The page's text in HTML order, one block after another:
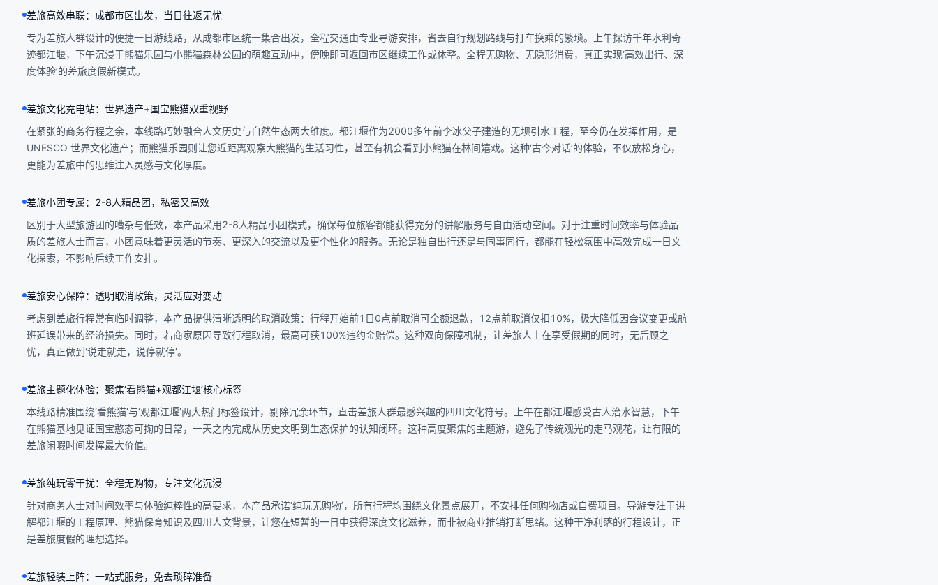
差旅高效串联：成都市区出发，当日往返无忧
专为差旅人群设计的便捷一日游线路，从成都市区统一集合出发，全程交通由专业导游安排，省去自行规划路线与打车换乘的繁琐。上午探访千年水利奇
迹都江堰，下午沉浸于熊猫乐园与小熊猫森林公园的萌趣互动中，傍晚即可返回市区继续工作或休整。全程无购物、无隐形消费，真正实现‘高效出行、深
度体验’的差旅度假新模式。
差旅文化充电站：世界遗产+国宝熊猫双重视野
在紧张的商务行程之余，本线路巧妙融合人文历史与自然生态两大维度。都江堰作为2000多年前李冰父子建造的无坝引水工程，至今仍在发挥作用，是
UNESCO 世界文化遗产；而熊猫乐园则让您近距离观察大熊猫的生活习性，甚至有机会看到小熊猫在林间嬉戏。这种‘古今对话’的体验，不仅放松身心，
更能为差旅中的思维注入灵感与文化厚度。
差旅小团专属：2-8人精品团，私密又高效
区别于大型旅游团的嘈杂与低效，本产品采用2-8人精品小团模式，确保每位旅客都能获得充分的讲解服务与自由活动空间。对于注重时间效率与体验品
质的差旅人士而言，小团意味着更灵活的节奏、更深入的交流以及更个性化的服务。无论是独自出行还是与同事同行，都能在轻松氛围中高效完成一日文
化探索，不影响后续工作安排。
差旅安心保障：透明取消政策，灵活应对变动
考虑到差旅行程常有临时调整，本产品提供清晰透明的取消政策：行程开始前1日0点前取消可全额退款，12点前取消仅扣10%，极大降低因会议变更或航
班延误带来的经济损失。同时，若商家原因导致行程取消，最高可获100%违约金赔偿。这种双向保障机制，让差旅人士在享受假期的同时，无后顾之
忧，真正做到‘说走就走，说停就停’。
差旅主题化体验：聚焦‘看熊猫+观都江堰’核心标签
本线路精准围绕‘看熊猫’与‘观都江堰’两大热门标签设计，剔除冗余环节，直击差旅人群最感兴趣的四川文化符号。上午在都江堰感受古人治水智慧，下午
在熊猫基地见证国宝憨态可掬的日常，一天之内完成从历史文明到生态保护的认知闭环。这种高度聚焦的主题游，避免了传统观光的走马观花，让有限的
差旅闲暇时间发挥最大价值。
差旅纯玩零干扰：全程无购物，专注文化沉浸
针对商务人士对时间效率与体验纯粹性的高要求，本产品承诺‘纯玩无购物’，所有行程均围绕文化景点展开，不安排任何购物店或自费项目。导游专注于讲
解都江堰的工程原理、熊猫保育知识及四川人文背景，让您在短暂的一日中获得深度文化滋养，而非被商业推销打断思绪。这种干净利落的行程设计，正
是差旅度假的理想选择。
差旅轻装上阵：一站式服务，免去琐碎准备